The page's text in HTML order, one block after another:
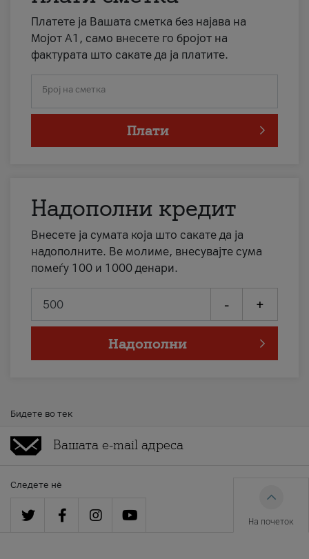
Платете ја Вашата сметка без најава на
Мојот А1, само внесете го бројот на
фактурата што сакате да ја платите.
Број на сметка
Плати
Надополни кредит
Внесете ја сумата која што сакате да ја
надополните. Ве молиме, внесувајте сума
помеѓу 100 и 1000 денари.
- +
Надополни
Бидете во тек
Следете нè
На почеток